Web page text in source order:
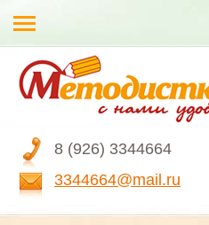
8 (926) 3344664
3344664@mail.ru